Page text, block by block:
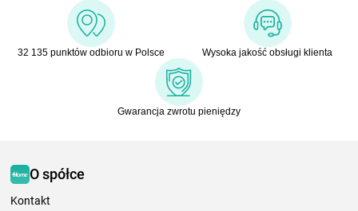
32 135 punktów odbioru w Polsce Wysoka jakość obsługi klienta
Gwarancja zwrotu pieniędzy
O spółce
Kontakt